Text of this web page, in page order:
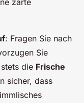
: Fragen Sie nach
Sie
die Frische
sicher, dass